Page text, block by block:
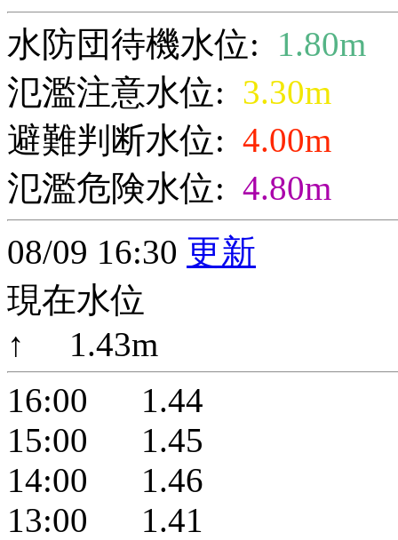
水防団待機水位: 1.80m
氾濫注意水位: 3.30m
避難判断水位: 4.00m
氾濫危険水位: 4.80m
08/09 16:30 更新
現在水位
↑ 1.43m
16:00 1.44
15:00 1.45
14:00 1.46
13:00 1.41